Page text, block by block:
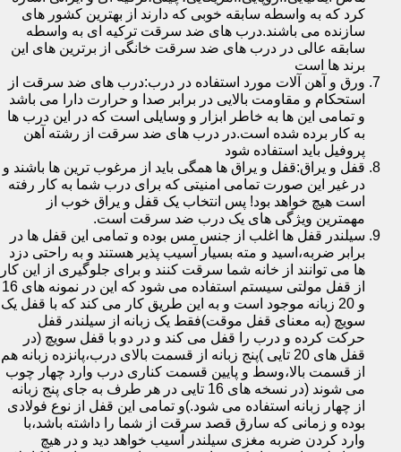
کرد که به واسطه سابقه خوبی که دارند از بهترین کشور های
سازنده می باشند.درب های ضد سرقت ترکیه ای به واسطه
سابقه عالی در درب های ضد سرقت خانگی از برترین های این
برند ها است
ورق و آهن آلات مورد استفاده در درب:درب های ضد سرقت از
استحکام و مقاومت بالایی در برابر صدا و حرارت دارا می باشد
و تمامی این ها به خاطر ابزار و وسایلی است که در این درب ها
به کار برده شده است.در درب های ضد سرقت از رشته آهن
پروفیل باید استفاده شود
قفل و یراق:قفل و یراق ها همگی باید از مرغوب ترین ها باشند و
در غیر این صورت تمامی امنیتی که برای درب شما به کار رفته
است هیچ خواهد بود! پس انتخاب یک قفل و یراق خوب از
مهمترین ویژگی های یک درب ضد سرقت است.
سیلندر قفل ها اغلب از جنس مس بوده و تمامی این قفل ها در
برابر ضربه،اسید و مته بسیار آسیب پذیر هستند و به راحتی دزد
ها می توانند از خانه شما سرقت کنند و برای جلوگیری از این کار
از قفل مولتی سیستم استفاده می شود که این در نمونه های 16
و 20 زبانه موجود است و به این طریق کار می کند که با قفل یک
سویچ (به معنای قفل موقت)فقط یک زبانه از سیلندر قفل
حرکت کرده و درب را قفل می کند و در دو با قفل سویچ (در
قفل های 20 تایی )پنج زبانه از قسمت بالای درب،پانزده زبانه هم
از قسمت بالا،وسط و پایین قسمت کناری درب وارد چهار چوب
می شوند (در نسخه های 16 تایی در هر طرف به جای پنج زبانه
از چهار زبانه استفاده می شود.)و تمامی این قفل از نوع فولادی
بوده و زمانی که سارق قصد سرقت از شما را داشته باشد،با
وارد کردن ضربه مغزی سیلندر آسیب خواهد دید و در هیچ